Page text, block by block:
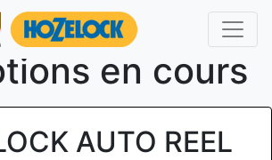
en cours
AUTO REEL